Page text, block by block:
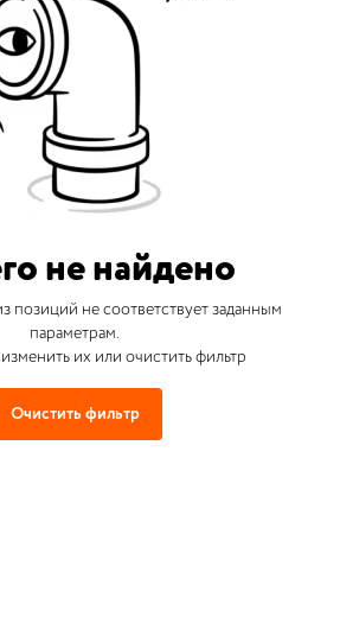
не найдено
позиций не соответствует заданным
параметрам.
их или очистить фильтр
Очистить фильтр